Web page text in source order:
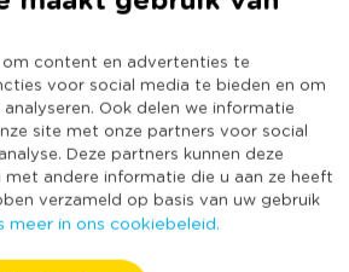
om content en advertenties te
voor social media te bieden en om
Ook delen we informatie
site met onze partners voor social
Deze partners kunnen deze
andere informatie die u aan ze heeft
verzameld op basis van uw gebruik
meer in ons cookiebeleid.
MDF
21
2
Rood
26
(Nog) geen score